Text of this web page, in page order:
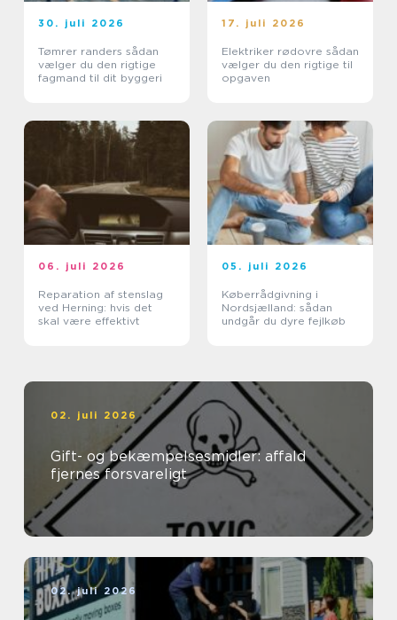
30. juli 2026
Tømrer randers sådan
vælger du den rigtige
fagmand til dit byggeri
17. juli 2026
Elektriker rødovre sådan
vælger du den rigtige til
opgaven
06. juli 2026
Reparation af stenslag
ved Herning: hvis det
skal være effektivt
05. juli 2026
Køberrådgivning i
Nordsjælland: sådan
undgår du dyre fejlkøb
02. juli 2026
Gift- og bekæmpelsesmidler: affald
fjernes forsvareligt
02. juli 2026